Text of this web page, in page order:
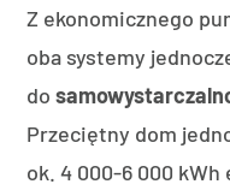
Z ekonomicznego
oba systemy
do
Przeciętny dom
ok. 4 000-6 000 kWh